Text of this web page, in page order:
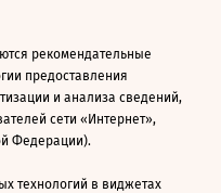
рекомендательные
предоставления
и анализа сведений,
сети «Интернет»,
Федерации).
технологий в виджетах